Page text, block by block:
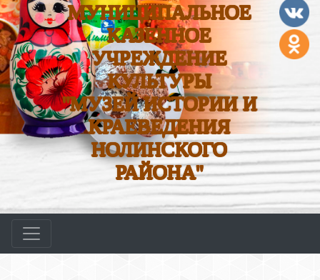
МУНИЦИПАЛЬНОЕ
КАЗЕННОЕ
УЧРЕЖДЕНИЕ
КУЛЬТУРЫ
"МУЗЕЙ ИСТОРИИ И
КРАЕВЕДЕНИЯ
НОЛИНСКОГО
РАЙОНА"